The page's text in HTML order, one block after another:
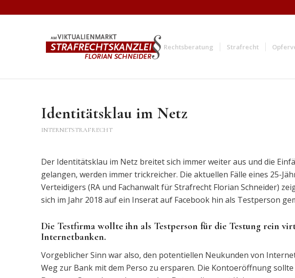
Rechtsberatung Strafrecht
Identitätsklau im Netz
INTERNETSTRAFRECHT
Der Identitätsklau im Netz breitet sich immer weiter aus und die
gelangen, werden immer trickreicher. Die aktuellen Fälle eines 25-
Verteidigers (RA und Fachanwalt für Strafrecht Florian Schneider)
sich im Jahr 2018 auf ein Inserat auf Facebook hin als Testperson
Die Testfirma wollte ihn als Testperson für die Testung rein
Internetbanken.
Vorgeblicher Sinn war also, den potentiellen Neukunden von
Weg zur Bank mit dem Perso zu ersparen. Die Kontoeröffnung